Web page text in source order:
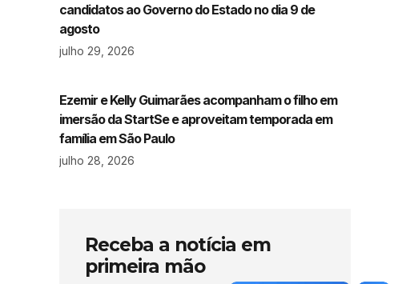
candidatos ao Governo do Estado no dia 9 de
agosto
julho 29, 2026
Ezemir e Kelly Guimarães acompanham o filho em
imersão da StartSe e aproveitam temporada em
família em São Paulo
julho 28, 2026
Receba a notícia em
primeira mão